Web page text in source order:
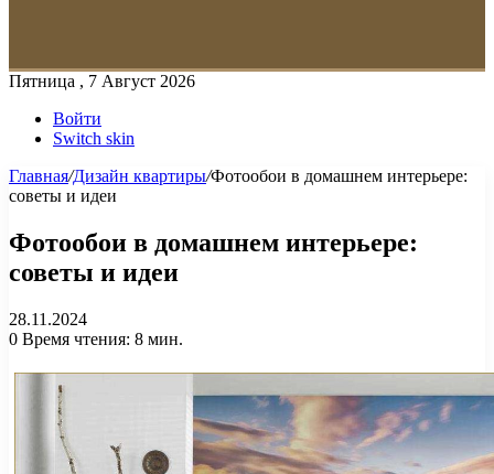
Пятница , 7 Август 2026
Войти
Switch skin
Главная/Дизайн квартиры/Фотообои в домашнем интерьере:
советы и идеи
Фотообои в домашнем интерьере:
советы и идеи
28.11.2024
0 Время чтения: 8 мин.